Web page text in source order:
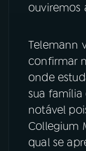
TikTok
ouviremos
Telemann
confirmar
onde
sua família
notável
Collegium
qual se